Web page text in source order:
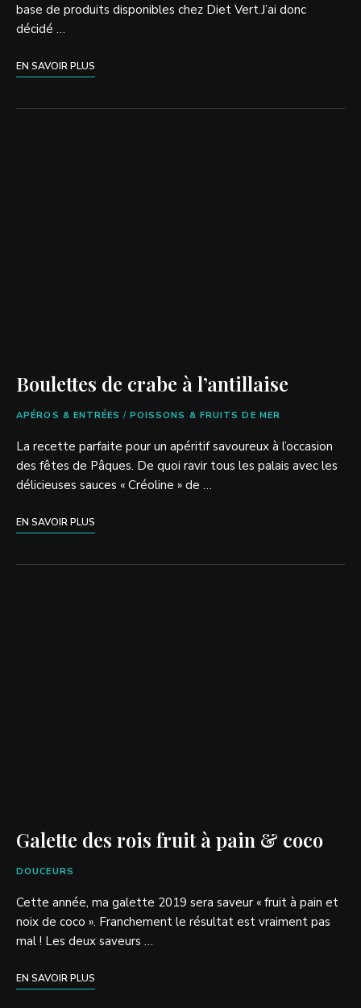
base de produits disponibles chez Diet Vert.J’ai donc
décidé …
EN SAVOIR PLUS
Boulettes de crabe à l’antillaise
APÉROS & ENTRÉES / POISSONS & FRUITS DE MER
La recette parfaite pour un apéritif savoureux à l’occasion
des fêtes de Pâques. De quoi ravir tous les palais avec les
délicieuses sauces « Créoline » de …
EN SAVOIR PLUS
Galette des rois fruit à pain & coco
DOUCEURS
Cette année, ma galette 2019 sera saveur « fruit à pain et
noix de coco ». Franchement le résultat est vraiment pas
mal ! Les deux saveurs …
EN SAVOIR PLUS